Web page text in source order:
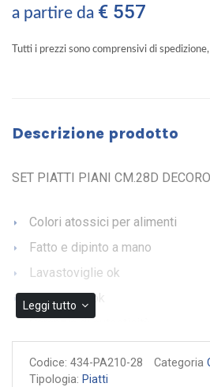
a partire da € 557
Tutti i prezzi sono comprensivi di
Descrizione prodotto
SET PIATTI PIANI CM.28D
Colori atossici per alimenti
Fatto e dipinto a mano
Lavastoviglie ok
Microonde ok
Garanzia di autenticità
Leggi tutto
Codice: 434-PA210-28 Categoria
Tipologia: Piatti